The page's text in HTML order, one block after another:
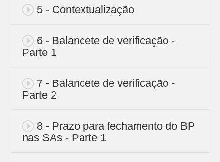
5 - Contextualização
6 - Balancete de verificação -
Parte 1
7 - Balancete de verificação -
Parte 2
8 - Prazo para fechamento do BP
nas SAs - Parte 1